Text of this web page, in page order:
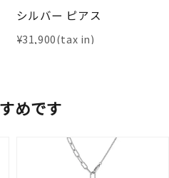
シルバー ピアス
¥31,900
めです